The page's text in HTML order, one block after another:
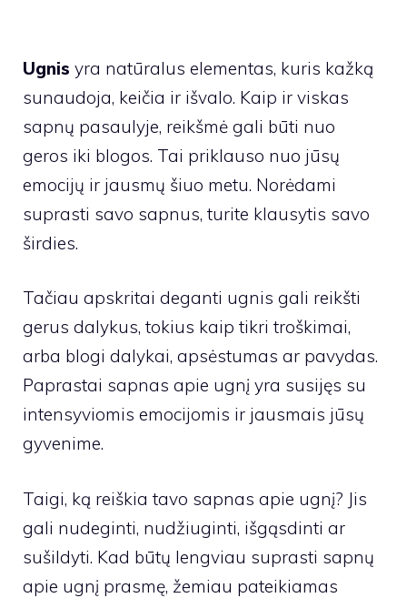
Ugnis yra natūralus elementas, kuris kažką
sunaudoja, keičia ir išvalo. Kaip ir viskas
sapnų pasaulyje, reikšmė gali būti nuo
geros iki blogos. Tai priklauso nuo jūsų
emocijų ir jausmų šiuo metu. Norėdami
suprasti savo sapnus, turite klausytis savo
širdies.
Tačiau apskritai deganti ugnis gali reikšti
gerus dalykus, tokius kaip tikri troškimai,
arba blogi dalykai, apsėstumas ar pavydas.
Paprastai sapnas apie ugnį yra susijęs su
intensyviomis emocijomis ir jausmais jūsų
gyvenime.
Taigi, ką reiškia tavo sapnas apie ugnį? Jis
gali nudeginti, nudžiuginti, išgąsdinti ar
sušildyti. Kad būtų lengviau suprasti sapnų
apie ugnį prasmę, žemiau pateikiamas